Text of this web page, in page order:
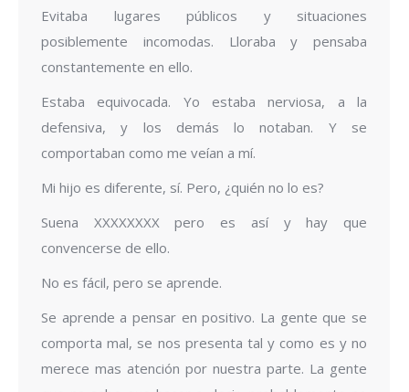
Evitaba lugares públicos y situaciones
posiblemente incomodas. Lloraba y pensaba
constantemente en ello.
Estaba equivocada. Yo estaba nerviosa, a la
defensiva, y los demás lo notaban. Y se
comportaban como me veían a mí.
Mi hijo es diferente, sí. Pero, ¿quién no lo es?
Suena XXXXXXXX pero es así y hay que
convencerse de ello.
No es fácil, pero se aprende.
Se aprende a pensar en positivo. La gente que se
comporta mal, se nos presenta tal y como es y no
merece mas atención por nuestra parte. La gente